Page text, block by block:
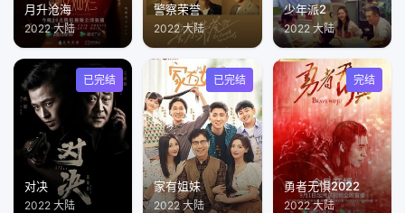
月升沧海
2022 大陆
警察荣誉
2022 大陆
少年派2
2022 大陆
已完结
对决
2022 大陆
已完结
家有姐妹
2022 大陆
完结
勇者无惧2022
2022 大陆